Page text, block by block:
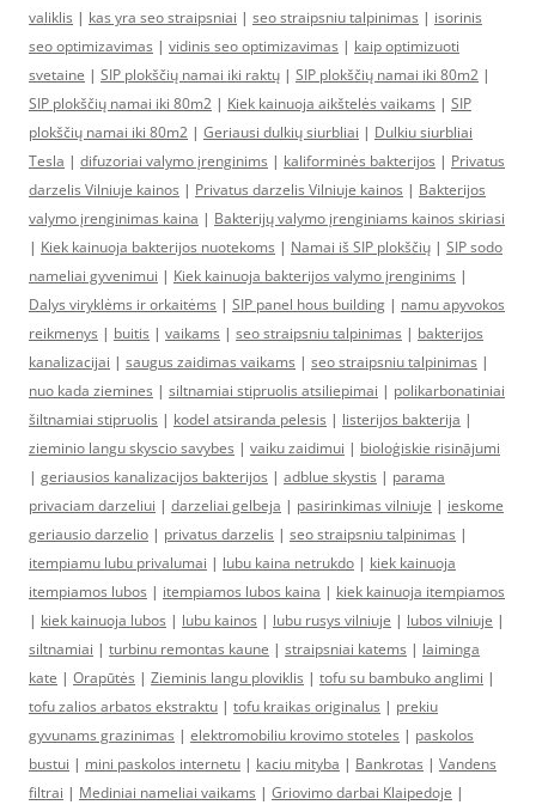
valiklis | kas yra seo straipsniai | seo straipsniu talpinimas | isorinis
seo optimizavimas | vidinis seo optimizavimas | kaip optimizuoti
svetaine | SIP plokščių namai iki raktų | SIP plokščių namai iki 80m2 |
SIP plokščių namai iki 80m2 | Kiek kainuoja aikštelės vaikams | SIP
plokščių namai iki 80m2 | Geriausi dulkių siurbliai | Dulkiu siurbliai
Tesla | difuzoriai valymo įrenginims | kaliforminės bakterijos | Privatus
darzelis Vilniuje kainos | Privatus darzelis Vilniuje kainos | Bakterijos
valymo įrenginimas kaina | Bakterijų valymo įrenginiams kainos skiriasi
| Kiek kainuoja bakterijos nuotekoms | Namai iš SIP plokščių | SIP sodo
nameliai gyvenimui | Kiek kainuoja bakterijos valymo įrenginims |
Dalys viryklėms ir orkaitėms | SIP panel hous building | namu apyvokos
reikmenys | buitis | vaikams | seo straipsniu talpinimas | bakterijos
kanalizacijai | saugus zaidimas vaikams | seo straipsniu talpinimas |
nuo kada ziemines | siltnamiai stipruolis atsiliepimai | polikarbonatiniai
šiltnamiai stipruolis | kodel atsiranda pelesis | listerijos bakterija |
zieminio langu skyscio savybes | vaiku zaidimui | bioloģiskie risinājumi
| geriausios kanalizacijos bakterijos | adblue skystis | parama
privaciam darzeliui | darzeliai gelbeja | pasirinkimas vilniuje | ieskome
geriausio darzelio | privatus darzelis | seo straipsniu talpinimas |
itempiamu lubu privalumai | lubu kaina netrukdo | kiek kainuoja
itempiamos lubos | itempiamos lubos kaina | kiek kainuoja itempiamos
| kiek kainuoja lubos | lubu kainos | lubu rusys vilniuje | lubos vilniuje |
siltnamiai | turbinu remontas kaune | straipsniai katems | laiminga
kate | Orapūtės | Zieminis langu ploviklis | tofu su bambuko anglimi |
tofu zalios arbatos ekstraktu | tofu kraikas originalus | prekiu
gyvunams grazinimas | elektromobiliu krovimo stoteles | paskolos
bustui | mini paskolos internetu | kaciu mityba | Bankrotas | Vandens
filtrai | Mediniai nameliai vaikams | Griovimo darbai Klaipedoje |